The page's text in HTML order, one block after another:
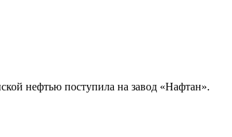
нефтью поступила на завод «Нафтан».